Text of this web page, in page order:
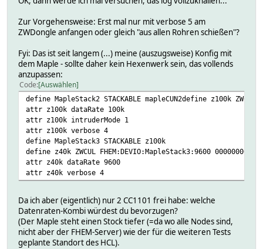
Zur Vorgehensweise: Erst mal nur mit verbose 5 am
ZWDongle anfangen oder gleich "aus allen Rohren schießen"?
Fyi: Das ist seit langem (...) meine (auszugsweise) Konfig mit
dem Maple - sollte daher kein Hexenwerk sein, das vollends
anzupassen:
Code Auswählen
define MapleStack2 STACKABLE mapleCUN2define z100k ZWCUL
attr z100k dataRate 100k
attr z100k intruderMode 1
attr z100k verbose 4
define MapleStack3 STACKABLE z100k
define z40k ZWCUL FHEM:DEVIO:MapleStack3:9600 00000000 01
attr z40k dataRate 9600
attr z40k verbose 4
Da ich aber (eigentlich) nur 2 CC1101 frei habe: welche
Datenraten-Kombi würdest du bevorzugen?
(Der Maple steht einen Stock tiefer (=da wo alle Nodes sind,
nicht aber der FHEM-Server) wie der für die weiteren Tests
geplante Standort des HCL).